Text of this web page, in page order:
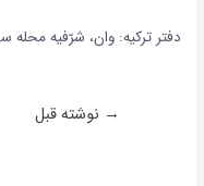
دفتر ترکیه: وان، شرّفیه محله
→ نوشته قبل